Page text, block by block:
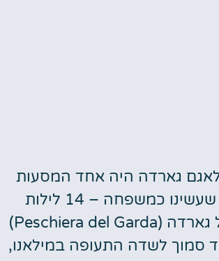
לאגם גארדה היה אחד המסעות
המוצלחים שעשינו כמשפחה – 14 לילות
בפסקיירה דל גארדה (Peschiera del Garda)
סמוך לשדה התעופה במילאנו,